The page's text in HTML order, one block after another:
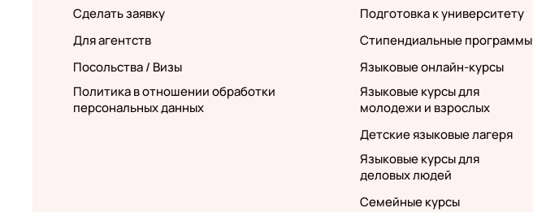
Сделать заявку
Для агентств
Посольства / Визы
Политика в отношении обработки
персональных данных
Подготовка к университету
Стипендиальные программы
Языковые онлайн-курсы
Языковые курсы для
молодежи и взрослых
Детские языковые лагеря
Языковые курсы для
деловых людей
Семейные курсы